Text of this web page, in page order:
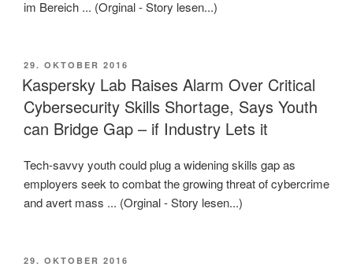
im Bereich ... (Orginal - Story lesen...)
VERÖFFENTLICHT
AM
29. OKTOBER 2016
Kaspersky Lab Raises Alarm Over Critical
Cybersecurity Skills Shortage, Says Youth
can Bridge Gap – if Industry Lets it
Tech-savvy youth could plug a widening skills gap as
employers seek to combat the growing threat of cybercrime
and avert mass ... (Orginal - Story lesen...)
VERÖFFENTLICHT
29. OKTOBER 2016